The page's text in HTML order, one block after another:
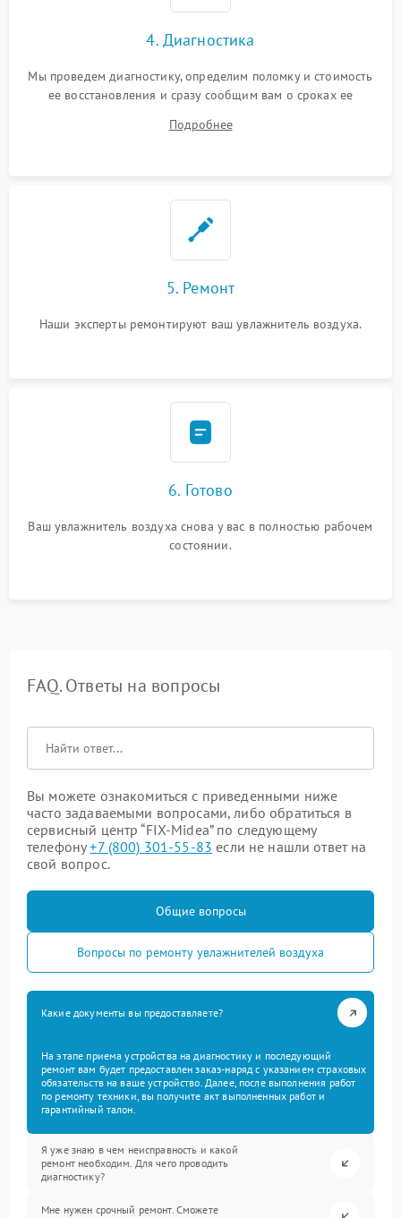
4. Диагностика
Мы проведем диагностику, определим поломку и стоимость
ее восстановления и сразу сообщим вам о сроках ее
Подробнее
5. Ремонт
Наши эксперты ремонтируют ваш увлажнитель воздуха.
6. Готово
Ваш увлажнитель воздуха снова у вас в полностью рабочем
состоянии.
FAQ. Ответы на вопросы
Вы можете ознакомиться с приведенными ниже
часто задаваемыми вопросами, либо обратиться в
сервисный центр “FIX-Midea” по следующему
телефону+7 (800) 301-55-83 если не нашли ответ на
свой вопрос.
Общие вопросы
Вопросы по ремонту увлажнителей воздуха
Какие документы вы предоставляете?
На этапе приема устройства на диагностику и последующий
ремонт вам будет предоставлен заказ-наряд с указанием страховых
обязательств на ваше устройство. Далее, после выполнения работ
по ремонту техники, вы получите акт выполненных работ и
гарантийный талон.
Я уже знаю в чем неисправность и какой
ремонт необходим. Для чего проводить
диагностику?
Мне нужен срочный ремонт. Сможете